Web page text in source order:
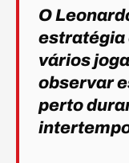
O
estratégia
vários
observar
perto